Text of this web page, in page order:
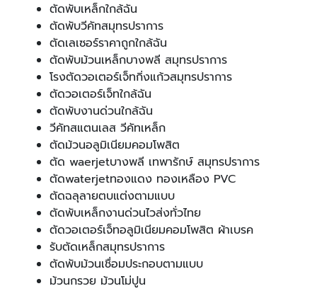
ตัดพับเหล็กใกล้ฉัน
ตัดพับวีคัทสมุทรปราการ
ตัดเลเซอร์ราคาถูกใกล้ฉัน
ตัดพับม้วนเหล็กบางพลี สมุทรปราการ
โรงตัดวอเตอร์เจ็ทกิ่งแก้วสมุทรปราการ
ตัดวอเตอร์เจ็ทใกล้ฉัน
ตัดพับงานด่วนใกล้ฉัน
วีคัทสแตนเลส วีคัทเหล็ก
ตัดม้วนอลูมิเนียมคอมโพสิต
ตัด waerjetบางพลี เทพารักษ์ สมุทรปราการ
ตัดwaterjetทองแดง ทองเหลือง PVC
ตัดฉลุลายตบแต่งตามแบบ
ตัดพับเหล็กงานด่วนไวส่งทั่วไทย
ตัดวอเตอร์เจ็ทอลูมิเนียมคอมโพสิต ผ้าเบรค
รับตัดเหล็กสมุทรปราการ
ตัดพับม้วนเชื่อมประกอบตามแบบ
ม้วนกรวย ม้วนโม่ปูน